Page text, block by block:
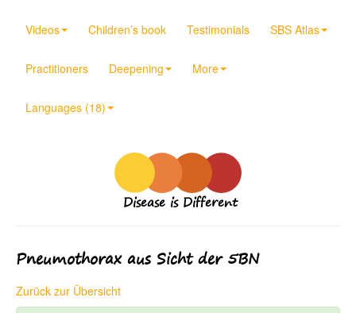
Videos Children’s book Testimonials SBS Atlas
Practitioners Deepening More
Languages (18)
Disease is Different
Pneumothorax aus Sicht der 5BN
Zurück zur Übersicht